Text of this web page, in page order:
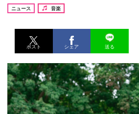
ニュース
音楽
ポスト シェア 送る